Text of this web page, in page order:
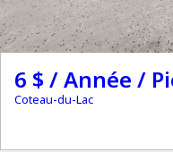
6 $ / Année /
Coteau-du-Lac